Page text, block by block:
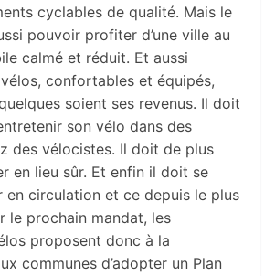
cyclables de qualité. Mais le
pouvoir profiter d’une ville au
calmé et réduit. Et aussi
confortables et équipés,
soient ses revenus. Il doit
son vélo dans des
des vélocistes. Il doit de plus
en lieu sûr. Et enfin il doit se
en circulation et ce depuis le plus
le prochain mandat, les
proposent donc à la
communes d’adopter un Plan